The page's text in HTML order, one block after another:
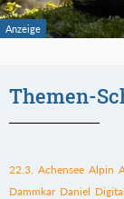
Themen-
22.3. Achensee Alpin
Dammkar Daniel